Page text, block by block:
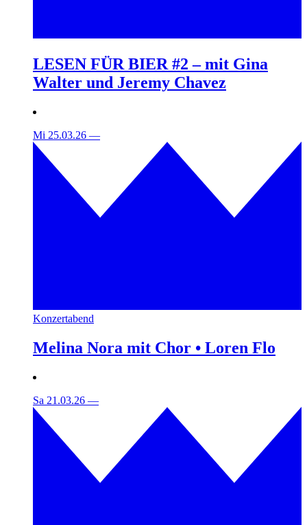
LESEN FÜR BIER #2 – mit Gina
Walter und Jeremy Chavez
Mi 25.03.26 —
Konzertabend
Melina Nora mit Chor • Loren Flo
Sa 21.03.26 —